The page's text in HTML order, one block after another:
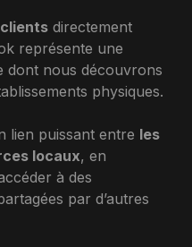
directement
représente une
dont nous découvrons
physiques.
lien puissant entre les
locaux, en
à des
par d’autres